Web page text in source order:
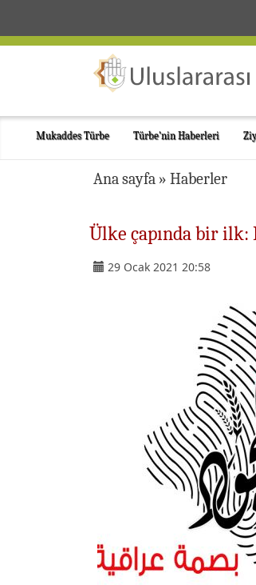
Mukaddes Türbe Türbe'nin Haberleri
Ana sayfa » Haberler
Ülke çapında bir ilk:
29 Ocak 2021 20:58